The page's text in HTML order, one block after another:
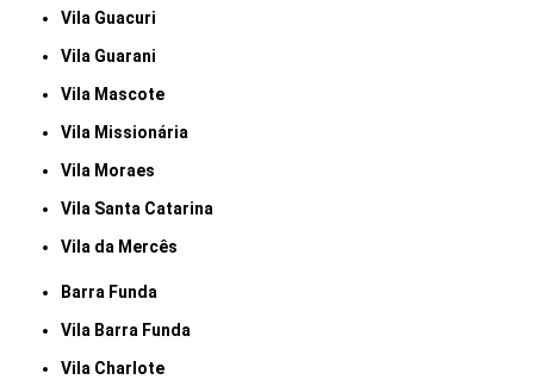
Vila Guacuri
Vila Guarani
Vila Mascote
Vila Missionária
Vila Moraes
Vila Santa Catarina
Vila da Mercês
Barra Funda
Vila Barra Funda
Vila Charlote